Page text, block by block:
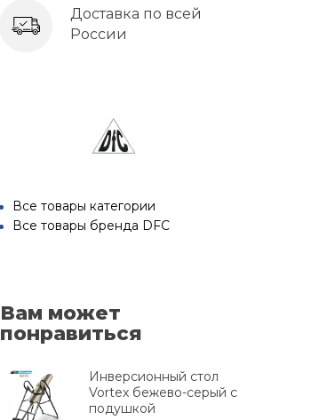
Доставка по всей
России
Все товары категории
Все товары бренда DFC
Вам может
понравиться
Инверсионный стол
Vortex бежево-серый c
подушкой